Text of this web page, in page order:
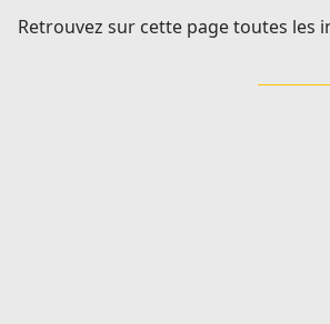
Retrouvez sur cette page toutes les